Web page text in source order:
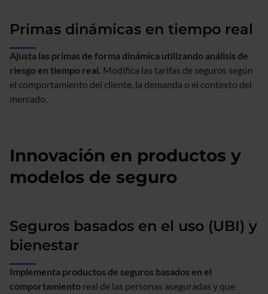
de
aseguradores
Primas dinámicas en tiempo real
Ajusta las primas de forma dinámica utilizando análisis de
riesgo en tiempo real. Modifica las tarifas de seguros según
el comportamiento del cliente, la demanda o el contexto del
mercado.
Innovación en productos y
modelos de seguro
Seguros basados en el uso (UBI) y
bienestar
Implementa productos de seguros basados en el
comportamiento real de las personas aseguradas y que